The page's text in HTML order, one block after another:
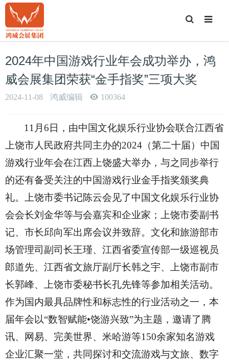
T
o
g
e
S
e
a
r
2024年中国游戏行业年会成功举办，鸿
威会展集团荣获“金手指奖”三项大奖
2024-11-08 鸿威编辑 100364
11月6日，由中国文化娱乐行业协会联合江西省
上饶市人民政府共同主办的2024（第二十届）中国
游戏行业年会在江西上饶盛大举办 ，与之同步举行
的还有备受关注的中国游戏行业金手指奖颁奖典
礼。上饶市委书记陈云会见了中国文化娱乐行业协
会会长刘金华等与会嘉宾和企业家；上饶市委副书
记、市长邱向军出席会议并致辞。文化和旅游部市
场管理司副司长王瑾、 江西省委宣传部一级巡视员
郎道先、 江西省文旅厅副厅长韩之宇、上饶市副市
长郭峰、上饶市委秘书长孔先锋等参加相关活动。
作为国内最具品牌性和标志性的行业活动之一，本
届年会以“数智赋能•饶游兴致”为主题，邀请了腾
讯、网易、完美世界、米哈游等150余家知名游戏
企业汇聚一堂，共同探讨和交流游戏与文旅、数字